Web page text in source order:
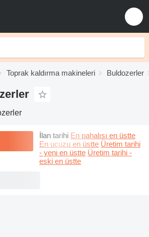
Toprak kaldırma makineleri Buldozerler
İlan tarihi En pahalısı en üstte
En ucuzu en üstte Üretim tarihi
- yeni en üstte Üretim tarihi -
eski en üstte